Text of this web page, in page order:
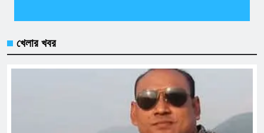
খেলার খবর